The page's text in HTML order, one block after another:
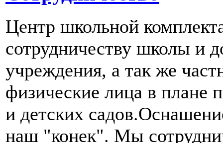
Центр школьной
сотрудничеству школы и
учреждения, а так же
физические лица в плане
и детских
наш "конек". Мы